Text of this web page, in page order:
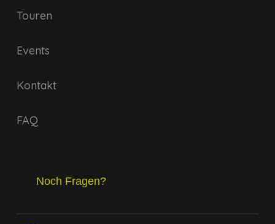
Touren
Events
Kontakt
FAQ
Noch Fragen?